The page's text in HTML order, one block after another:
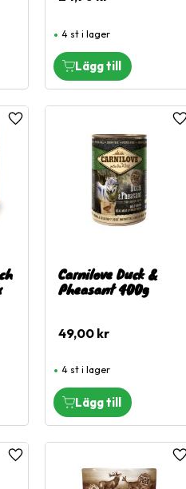
4 st i lager
Lägg till i favoriter
Carnilove Duck &
Pheasant 400g
49,00kr
4 st i lager
Lägg till i favoriter